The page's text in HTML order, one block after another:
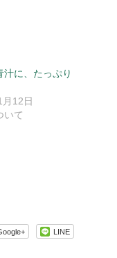
汁に、たっぷり
12日
いて
LINE